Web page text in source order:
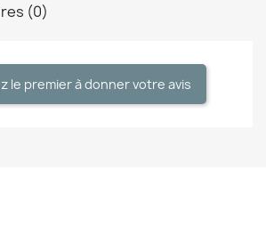
(0)
le premier à donner votre avis